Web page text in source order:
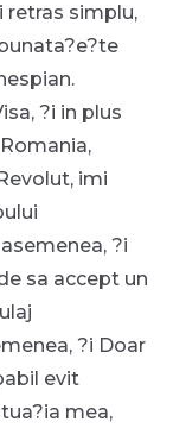
retras simplu,
?i in plus
imi
?i
sa accept un
?i Doar
evit
mea,